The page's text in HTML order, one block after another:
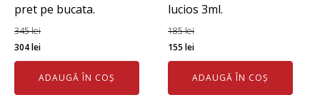
pret pe bucata.
345lei
Prețul
inițial
fost:
304leiPrețul
curent
este:
304 lei.
ADAUGĂ ÎN COȘ
lucios 3ml.
185lei
Prețul
inițial
fost:
155leiPrețul
curent
este:
155 lei.
ADAUGĂ ÎN COȘ